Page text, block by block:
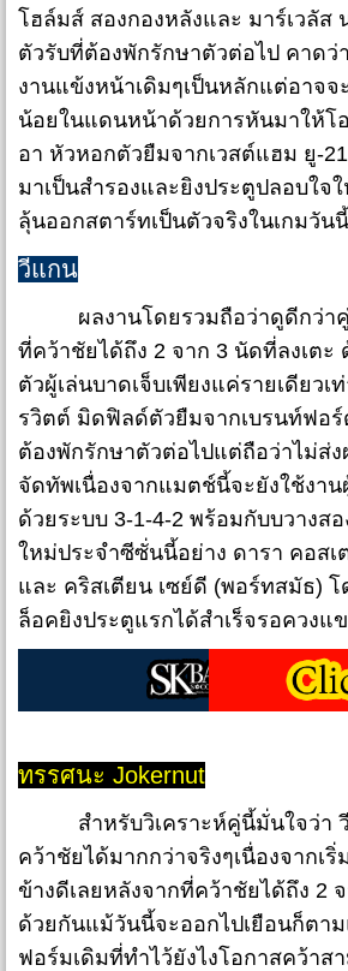
โฮล์มส์ สองกองหลังและ มาร์เวลัส
ตัวรับที่ต้องพักรักษาตัวต่อไป คาดว่
งานแข้งหน้าเดิมๆเป็นหลักแต่อาจจ
น้อยในแดนหน้าด้วยการหันมาให้โ
อา หัวหอกตัวยืมจากเวสต์แฮม ยู-
มาเป็นสำรองและยิงประตูปลอบใจ
ลุ้นออกสตาร์ทเป็นตัวจริงในเกมวันนี้
วีแกน
ผลงานโดยรวมถือว่าดูดีกว่าคู่
ที่คว้าชัยได้ถึง 2 จาก 3 นัดที่ลงเต
ตัวผู้เล่นบาดเจ็บเพียงแค่รายเดียวเ
รวิตต์ มิดฟิลด์ตัวยืมจากเบรนท์ฟอร์
ต้องพักรักษาตัวต่อไปแต่ถือว่าไม่ส่
จัดทัพเนื่องจากแมตช์นี้จะยังใช้งาน
ด้วยระบบ 3-1-4-2 พร้อมกับบวางส
ใหม่ประจำซีซั่นนี้อย่าง ดารา คอสเ
และ คริสเตียน เซย์ดี (พอร์ทสมัธ)
ล็อคยิงประตูแรกได้สำเร็จรอควงแ
ทรรศนะ Jokernut
สำหรับวิเคราะห์คู่นี้มั่นใจว่า วี
คว้าชัยได้มากกว่าจริงๆเนื่องจากเ
ข้างดีเลยหลังจากที่คว้าชัยได้ถึง 2
ด้วยกันแม้วันนี้จะออกไปเยือนก็ตา
ฟอร์มเดิมที่ทำไว้ยังไงโอกาสคว้าส